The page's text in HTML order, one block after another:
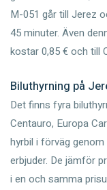
M-051 går till Jerez
45 minuter. Även
kostar 0,85 € och till
Biluthyrning på
Det finns fyra
Centauro, Europa
hyrbil i förväg
erbjuder. De jämför
i en och samma